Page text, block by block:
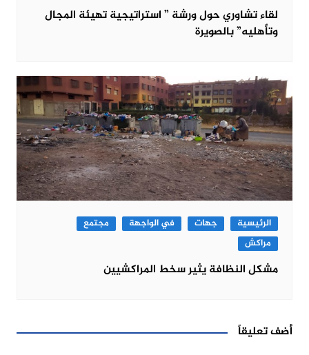
لقاء تشاوري حول ورشة ” استراتيجية تهيئة المجال
وتأهليه” بالصويرة
الرئيسية جهات في الواجهة
مجتمع
مراكش
مشكل النظافة يثير سخط المراكشيين
أضف تعليقاً